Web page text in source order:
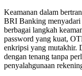
Keamanan dalam
BRI Banking menyadari
berbagai langkah
password yang kuat,
enkripsi yang mutakhir.
dengan tenang tanpa
penyalahgunaan